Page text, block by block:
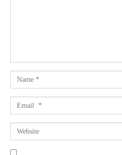
a
m
m
a
e
b